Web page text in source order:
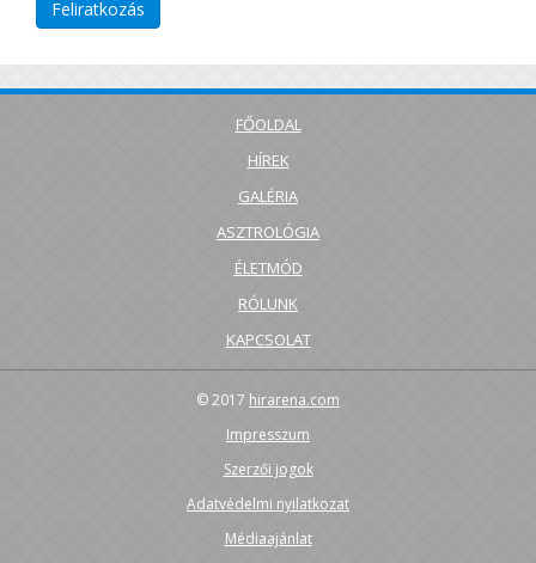
FŐOLDAL
HÍREK
GALÉRIA
ASZTROLÓGIA
ÉLETMÓD
RÓLUNK
KAPCSOLAT
© 2017 hirarena.com
Impresszum
Szerzői jogok
Adatvédelmi nyilatkozat
Médiaajánlat